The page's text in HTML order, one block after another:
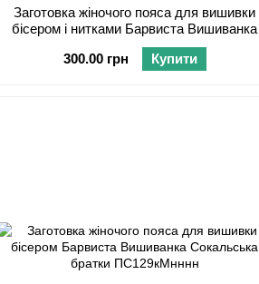
Заготовка жіночого пояса для вишивки
бісером і нитками Барвиста Вишиванка
Сокальська братки ПС129лМнннн
300.00 грн
Купити